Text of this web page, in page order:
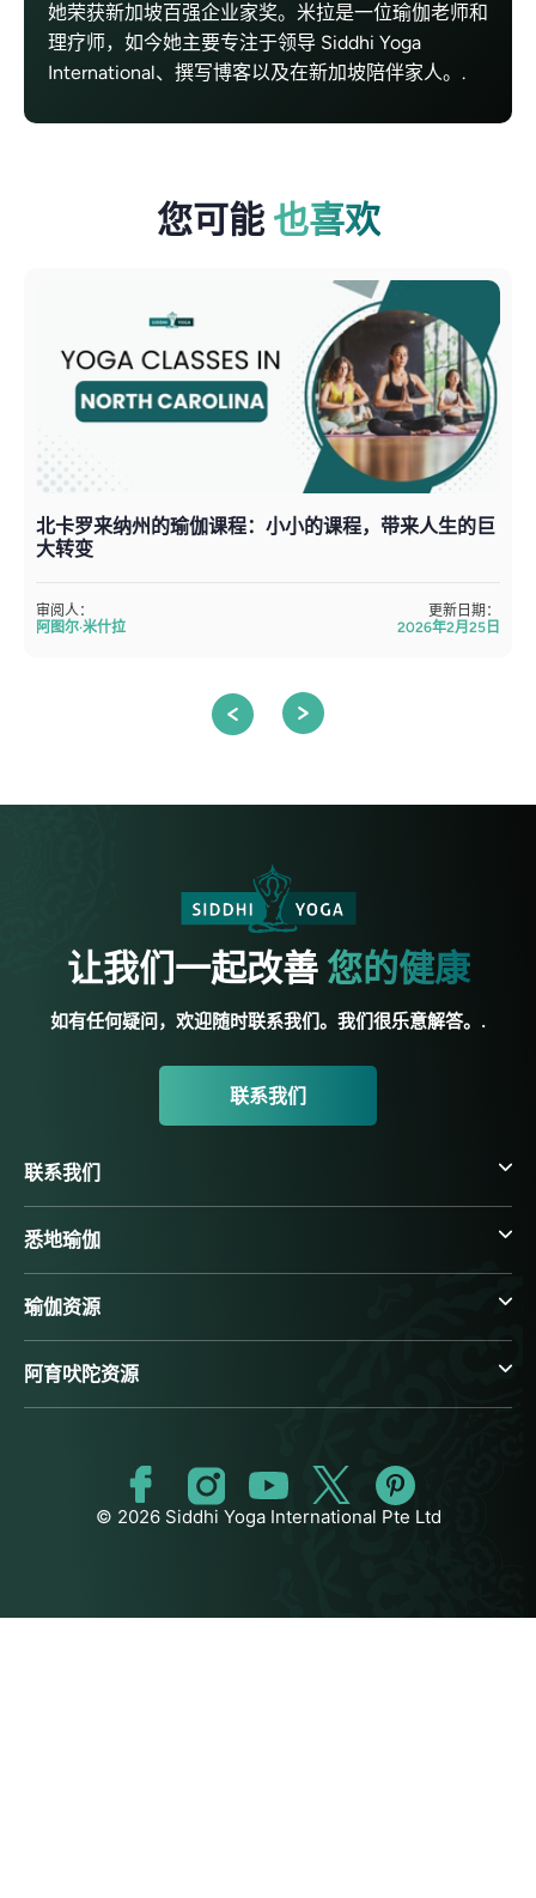
她荣获新加坡百强企业家奖。米拉是一位瑜伽老师和
理疗师，如今她主要专注于领导 Siddhi Yoga
International、撰写博客以及在新加坡陪伴家人。.
您可能 也喜欢
北卡罗来纳州的瑜伽课程：小小的课程，带来人生的巨
大转变
审阅人：
阿图尔·米什拉
更新日期：
2026年2月25日
让我们一起改善 您的健康
如有任何疑问，欢迎随时联系我们。我们很乐意解答。.
联系我们
联系我们
悉地瑜伽
瑜伽资源
阿育吠陀资源
© 2026 Siddhi Yoga International Pte Ltd